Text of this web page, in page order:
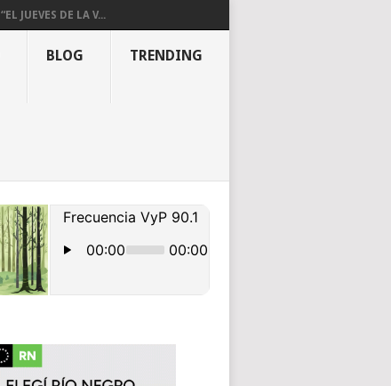
“EL JUEVES DE LA V...
BLOG TRENDING